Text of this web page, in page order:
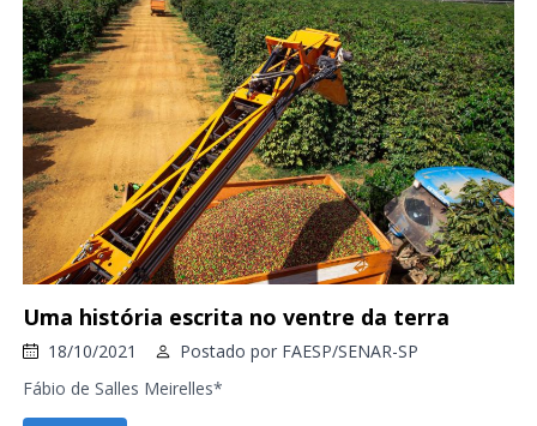
Uma história escrita no ventre da terra
18/10/2021 Postado por FAESP/SENAR-SP
Fábio de Salles Meirelles*